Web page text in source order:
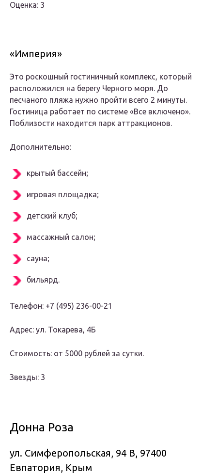
Оценка: 3
«Империя»
Это роскошный гостиничный комплекс, который
расположился на берегу Черного моря. До
песчаного пляжа нужно пройти всего 2 минуты.
Гостиница работает по системе «Все включено».
Поблизости находится парк аттракционов.
Дополнительно:
крытый бассейн;
игровая площадка;
детский клуб;
массажный салон;
сауна;
бильярд.
Телефон: +7 (495) 236-00-21
Адрес: ул. Токарева, 4Б
Стоимость: от 5000 рублей за сутки.
Звезды: 3
Донна Роза
ул. Симферопольская, 94 В, 97400
Евпатория, Крым